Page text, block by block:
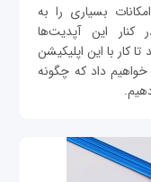
بسیاری را به
این آپدیت‌ها
کار با این اپلیکیشن
خواهیم داد که چگونه